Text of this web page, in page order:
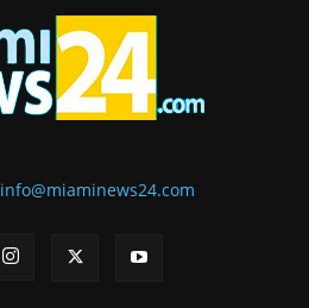
info@miaminews24.com